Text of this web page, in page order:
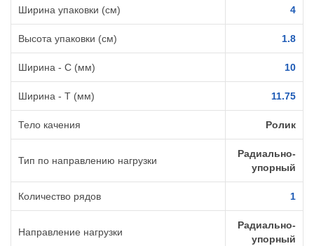
Ширина упаковки (см) 4
Высота упаковки (см) 1.8
Ширина - C (мм) 10
Ширина - T (мм) 11.75
Тело качения Ролик
Тип по направлению нагрузки
Радиально-
упорный
Количество рядов 1
Направление нагрузки
Радиально-
упорный